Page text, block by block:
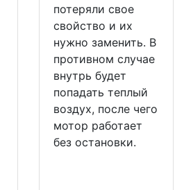
потеряли свое
свойство и их
нужно заменить. В
противном случае
внутрь будет
попадать теплый
воздух, после чего
мотор работает
без остановки.